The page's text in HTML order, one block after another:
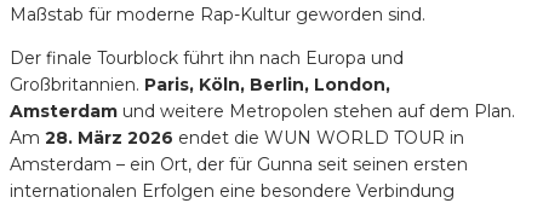
Maßstab für moderne Rap-Kultur geworden sind.
Der finale Tourblock führt ihn nach Europa und
Großbritannien. Paris, Köln, Berlin, London,
Amsterdam und weitere Metropolen stehen auf dem Plan.
Am 28. März 2026 endet die WUN WORLD TOUR in
Amsterdam – ein Ort, der für Gunna seit seinen ersten
internationalen Erfolgen eine besondere Verbindung